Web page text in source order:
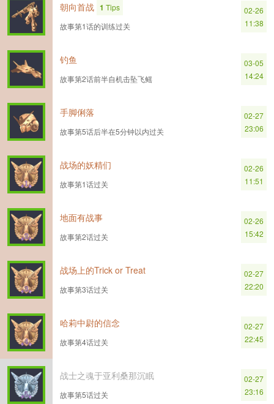
朝向首战 1 Tips
故事第1话的训练过关
02-26
11:38
钓鱼
故事第2话前半自机击坠飞鳐
03-05
14:24
手脚俐落
故事第5话后半在5分钟以内过关
02-27
23:06
战场的妖精们
故事第1话过关
02-26
11:51
地面有战事
故事第2话过关
02-26
15:42
战场上的Trick or Treat
故事第3话过关
02-27
22:20
哈莉中尉的信念
故事第4话过关
02-27
22:45
战士之魂于亚利桑那沉眠
故事第5话过关
02-27
23:16